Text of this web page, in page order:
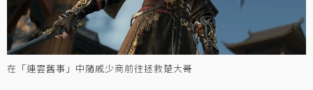
在「連雲舊事」中隨戚少商前往拯救楚大哥